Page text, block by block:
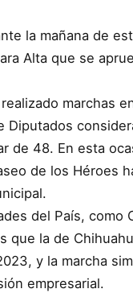
la mañana de
Alta que se
marchas
Diputados
de 48. En esta
de los Héroes
del País, como
que la de
y la marcha
empresarial.